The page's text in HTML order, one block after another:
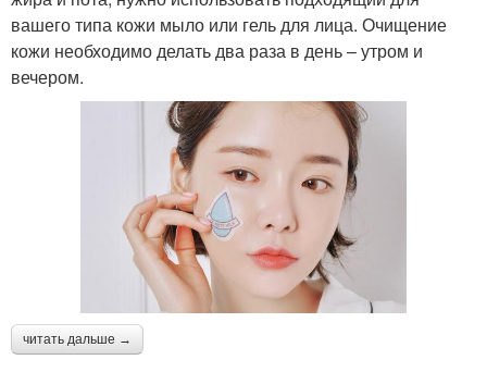
вашего типа кожи мыло или гель для лица. Очищение
кожи необходимо делать два раза в день – утром и
вечером.
читать дальше →